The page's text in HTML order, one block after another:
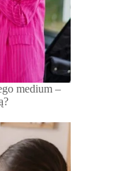
medium –